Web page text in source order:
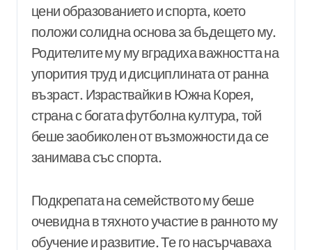
цени образованието и спорта, което
положи солидна основа за бъдещето му.
Родителите му му вградиха важността на
упорития труд и дисциплината от ранна
възраст. Израствайки в Южна Корея,
страна с богата футболна култура, той
беше заобиколен от възможности да се
занимава със спорта.
Подкрепата на семейството му беше
очевидна в тяхното участие в ранното му
обучение и развитие. Те го насърчаваха